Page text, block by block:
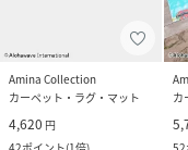
Amina Collection
カーペット・ラグ・マット
4,620 円
カ